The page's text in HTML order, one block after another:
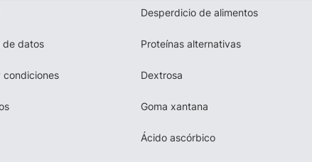
de datos
condiciones
Desperdicio de alimentos
Proteínas alternativas
Dextrosa
Goma xantana
Ácido ascórbico